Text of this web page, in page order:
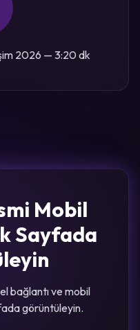
2026 — 3:20 dk
Mobil
Sayfada
bağlantı ve mobil
görüntüleyin.